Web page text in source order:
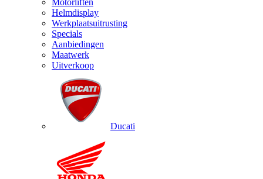
Helmdisplay
Werkplaatsuitrusting
Specials
Aanbiedingen
Maatwerk
Uitverkoop
Ducati